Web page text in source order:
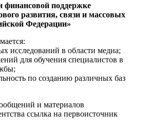
финансовой поддержке
развития, связи и массовых
Федерации»
исследований в области медиа;
для обучения специалистов в
по созданию различных баз
и материалов
ссылка на первоисточник